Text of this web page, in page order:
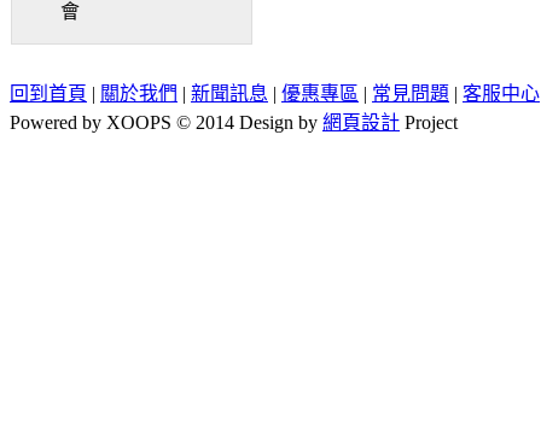
會
回到首頁 | 關於我們 | 新聞訊息 | 優惠專區 | 常見問題 | 客服中心
Powered by XOOPS © 2014 Design by 網頁設計 Project